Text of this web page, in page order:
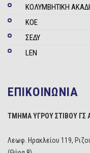
ΚΟΛΥΜΒΗΤΙΚΗ
ΚΟΕ
ΣΕΔΥ
LEN
ΕΠΙΚΟΙΝΩΝΙΑ
ΤΜΗΜΑ ΥΓΡΟΥ ΣΤΙΒΟΥ
Λεωφ. Ηρακλείου 119,